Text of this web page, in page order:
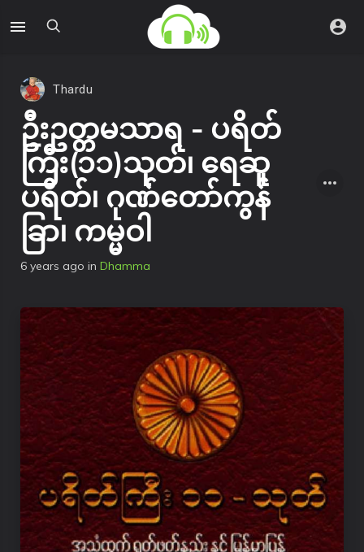
Thardu
ဦးဥတ္တမသာရ - ပရိတ်
ကြီး(၁၁)သုတ်၊ ရေဆူ
ပရိတ်၊ ဂုဏ်တော်ကွန်
ခြာ၊ ကမ္မဝါ
6 years ago in Dhamma